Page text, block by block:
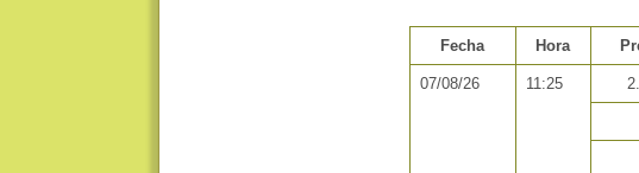
Fecha Hora
07/08/26 11:25